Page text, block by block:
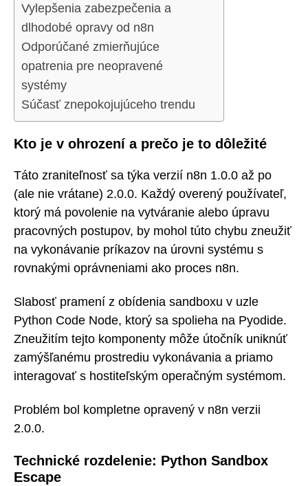
Vylepšenia zabezpečenia a
dlhodobé opravy od n8n
Odporúčané zmierňujúce
opatrenia pre neopravené
systémy
Súčasť znepokojujúceho trendu
Kto je v ohrození a prečo je to dôležité
Táto zraniteľnosť sa týka verzií n8n 1.0.0 až po
(ale nie vrátane) 2.0.0. Každý overený používateľ,
ktorý má povolenie na vytváranie alebo úpravu
pracovných postupov, by mohol túto chybu zneužiť
na vykonávanie príkazov na úrovni systému s
rovnakými oprávneniami ako proces n8n.
Slabosť pramení z obídenia sandboxu v uzle
Python Code Node, ktorý sa spolieha na Pyodide.
Zneužitím tejto komponenty môže útočník uniknúť
zamýšľanému prostrediu vykonávania a priamo
interagovať s hostiteľským operačným systémom.
Problém bol kompletne opravený v n8n verzii
2.0.0.
Technické rozdelenie: Python Sandbox
Escape